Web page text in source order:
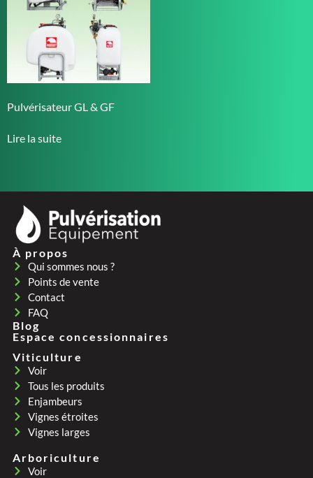
Pulvérisateur GL & GF
Lire la suite
À propos
Qui sommes nous ?
Points de vente
Contact
FAQ
Blog
Espace concessionnaires
Viticulture
Voir
Tous les produits
Enjambeurs
Vignes étroites
Vignes larges
Arboriculture
Voir